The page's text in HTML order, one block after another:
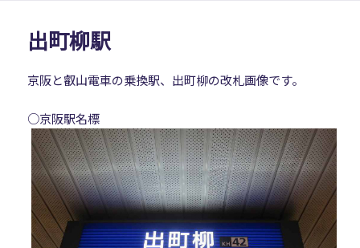
出町柳駅
京阪と叡山電車の乗換駅、出町柳の改札画像です。
○京阪駅名標